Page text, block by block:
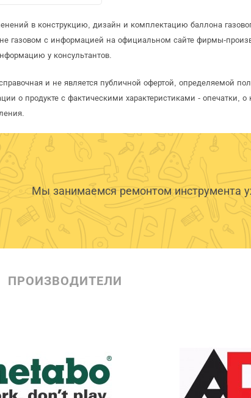
в конструкцию, дизайн и комплектацию баллона
газовом с информацией на официальном сайте фирмы-
у консультантов.
и не является публичной офертой, определяемой
о продукте с фактическими характеристиками - опечатки,
Мы занимаемся ремонтом инструмента
ПРОИЗВОДИТЕЛИ